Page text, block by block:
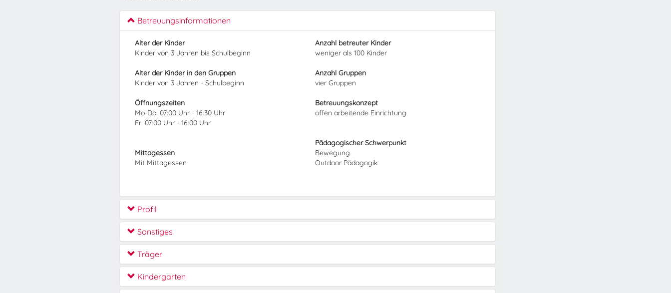
Betreuungsinformationen
Alter der Kinder
Kinder von 3 Jahren bis Schulbeginn
Alter der Kinder in den Gruppen
Kinder von 3 Jahren - Schulbeginn
Anzahl betreuter Kinder
weniger als 100 Kinder
Anzahl Gruppen
vier Gruppen
Öffnungszeiten
Mo-Do: 07:00 Uhr - 16:30 Uhr
Fr: 07:00 Uhr - 16:00 Uhr
Mittagessen
Mit Mittagessen
Betreuungskonzept
offen arbeitende Einrichtung
Pädagogischer Schwerpunkt
Bewegung
Outdoor Pädagogik
Profil
Sonstiges
Träger
Kindergarten